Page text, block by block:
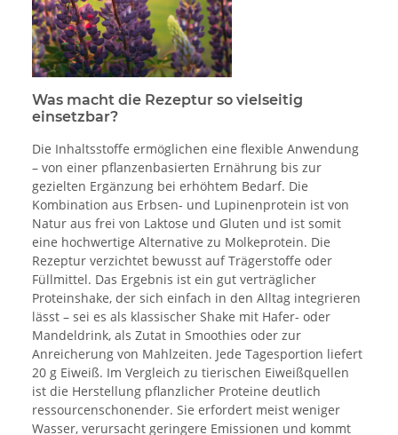
Was macht die Rezeptur so vielseitig
einsetzbar?
Die Inhaltsstoffe ermöglichen eine flexible Anwendung
– von einer pflanzenbasierten Ernährung bis zur
gezielten Ergänzung bei erhöhtem Bedarf. Die
Kombination aus Erbsen- und Lupinenprotein ist von
Natur aus frei von Laktose und Gluten und ist somit
eine hochwertige Alternative zu Molkeprotein. Die
Rezeptur verzichtet bewusst auf Trägerstoffe oder
Füllmittel. Das Ergebnis ist ein gut verträglicher
Proteinshake, der sich einfach in den Alltag integrieren
lässt – sei es als klassischer Shake mit Hafer- oder
Mandeldrink, als Zutat in Smoothies oder zur
Anreicherung von Mahlzeiten. Jede Tagesportion liefert
20 g Eiweiß. Im Vergleich zu tierischen Eiweißquellen
ist die Herstellung pflanzlicher Proteine deutlich
ressourcenschonender. Sie erfordert meist weniger
Wasser, verursacht geringere Emissionen und kommt